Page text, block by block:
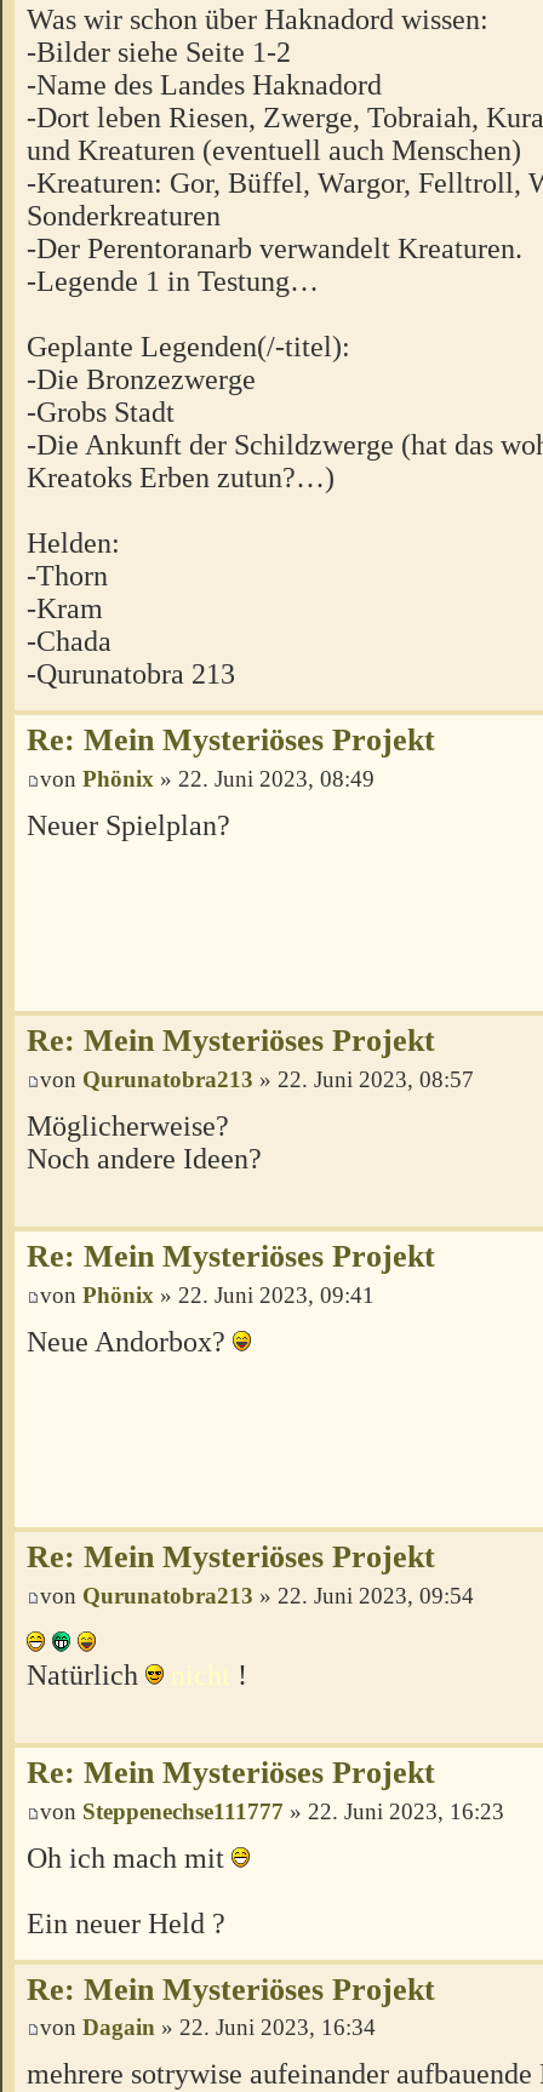
Was wir schon über Haknadord wissen:
-Bilder siehe Seite 1-2
-Name des Landes Haknadord
-Dort leben Riesen, Zwerge, Tobraiah,
und Kreaturen (eventuell auch Menschen)
-Kreaturen: Gor, Büffel, Wargor, Felltroll,
Sonderkreaturen
-Der Perentoranarb verwandelt Kreaturen.
-Legende 1 in Testung…
Geplante Legenden(/-titel):
-Die Bronzezwerge
-Grobs Stadt
-Die Ankunft der Schildzwerge (hat das
Kreatoks Erben zutun?…)
Helden:
-Thorn
-Kram
-Chada
-Qurunatobra 213
Re: Mein Mysteriöses Projekt
von Phönix » 22. Juni 2023, 08:49
Neuer Spielplan?
Re: Mein Mysteriöses Projekt
von Qurunatobra213 » 22. Juni 2023, 08:57
Möglicherweise?
Noch andere Ideen?
Re: Mein Mysteriöses Projekt
von Phönix » 22. Juni 2023, 09:41
Neue Andorbox?
Re: Mein Mysteriöses Projekt
von Qurunatobra213 » 22. Juni 2023, 09:54
Natürlich nicht !
Re: Mein Mysteriöses Projekt
von Steppenechse111777 » 22. Juni 2023, 16:23
Oh ich mach mit
Ein neuer Held ?
Re: Mein Mysteriöses Projekt
von Dagain » 22. Juni 2023, 16:34
mehrere sotrywise aufeinander